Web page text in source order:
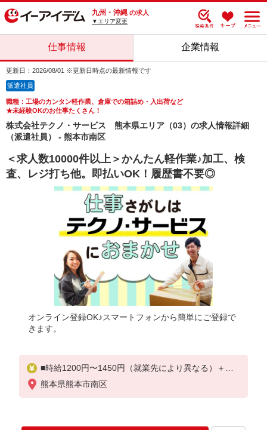
九州・沖縄 の求人
▼エリア変更
仕事情報 企業情報
更新日：2026/08/01 ※更新日時点の最新情報です
派遣社員
職種：工場のカンタン軽作業、倉庫での箱詰め・入出荷など
★未経験OKのお仕事たくさん！
株式会社テクノ・サービス 熊本県エリア（03）の求人情報詳細
（派遣社員） - 熊本市南区
＜求人数10000件以上＞かんたん軽作業♪加工、検
査、レジ打ち他。即払いOK！履歴書不要◎
オンライン登録OK♪スマートフォンから簡単にご登録で
きます。
■時給1200円〜1450円（就業先により異なる）＋交
通費
熊本県熊本市南区